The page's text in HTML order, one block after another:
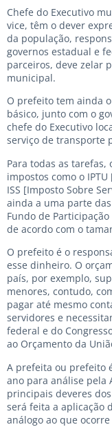
Chefe do Executivo
vice, têm o dever
da população,
governos estadual e
parceiros, deve zelar
municipal.
O prefeito tem ainda
básico, junto com o
chefe do Executivo
serviço de transporte
Para todas as
impostos como o
ISS [Imposto Sobre
ainda a uma parte
Fundo de
de acordo com o
O prefeito é o
esse dinheiro. O
país, por exemplo,
menores, contudo,
pagar até mesmo
servidores e
federal e do
ao Orçamento da
A prefeita ou prefeito
ano para análise pela
principais deveres
será feita a aplicação
análogo ao que